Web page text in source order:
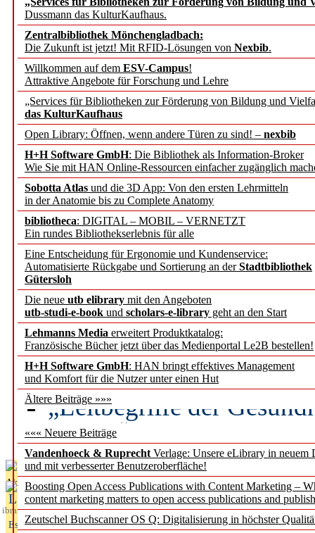
Dussmann das KulturKaufhaus.
Zentralbibliothek Mönchengladbach:
Die Zukunft ist jetzt! Mit RFID-Lösungen von Nexbib.
Willkommen auf dem ESV-Campus!
Attraktive Angebote für Forschung und Lehre
„Services für Bibliotheken zur Förderung von Bildung und
das KulturKaufhaus
Open Library: Öffnen, wenn andere Türen zu sind! – nexbib
H+H Software GmbH: Die Bibliothek als Information-Broker
Wie Sie mit HAN Online-Ressourcen einfacher zugänglich
Sobotta Atlas und die 3D App: Von den ersten Lehrmitteln
in der Anatomie bis zu Complete Anatomy
bibliotheca: DIGITAL – MOBIL – VERNETZT
Ein rundes Bibliothekserlebnis für alle
Eine Entscheidung für Ergonomie und Kundenservice:
Automatisierte Rückgabe und Sortierung an derStadtbibliothek
Gütersloh
Die neue utb elibrary mit den Angeboten
utb-studi-e-book und scholars-e-library geht an den Start
Lehmanns Media erweitert Produktkatalog:
Französische Bücher jetzt über das Medienportal Le2B bestellen!
H+H Software GmbH: HAN bringt effektives Management
und Komfort für die Nutzer unter einen Hut
Ältere Beiträge »»»
««« Neuere Beiträge
Vandenhoeck & Ruprecht Verlage: Unsere eLibrary in neuem
und mit verbesserter Benutzeroberfläche!
Boosting Open Access Publications with Content Marketing –
content marketing matters to open access publications and
Zeutschel Buchscanner OS Q: Digitalisierung in höchster
angepasst
konstruktiv!
Mohr Siebeck
und die Zeitschrift für
Francke Attempto
EBSCO Information
Recherchefunktionen in
Sorbisches Institut neu
Geschichte und
Künstliche Intelligenz
besser zu verstehen
„Leitbegriffe der
des BIÖG erscheinen
Aktuelles aus
L
ibrary
Essentials